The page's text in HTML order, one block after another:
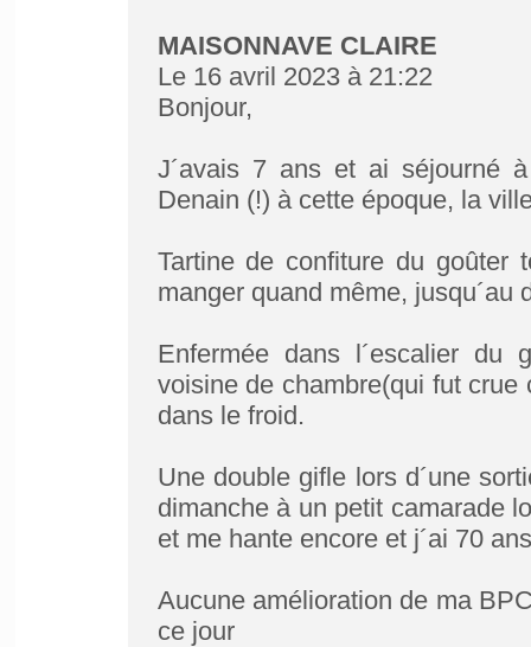
MAISONNAVE CLAIRE
Le 16 avril 2023 à 21:22
Bonjour,
J´avais 7 ans et ai séjourné
Denain (!) à cette époque, la
Tartine de confiture du goûter
manger quand même, jusqu´au
Enfermée dans l´escalier du
voisine de chambre(qui fut
dans le froid.
Une double gifle lors d´une
dimanche à un petit camarade
et me hante encore et j´ai 70
Aucune amélioration de ma
ce jour